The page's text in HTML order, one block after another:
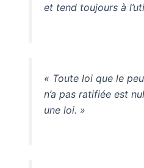
et tend toujours à
« Toute loi que le
n’a pas ratifiée est
une loi. »